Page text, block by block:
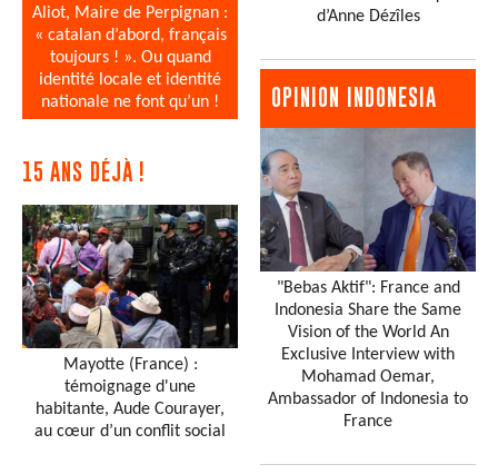
Aliot, Maire de Perpignan :
« catalan d’abord, français
toujours ! ». Ou quand
identité locale et identité
nationale ne font qu’un !
15 ANS DÉJÀ !
Mayotte (France) :
témoignage d'une
habitante, Aude Courayer,
au cœur d’un conflit social
d’Anne Dézîles
OPINION INDONESIA
"Bebas Aktif": France and
Indonesia Share the Same
Vision of the World An
Exclusive Interview with
Mohamad Oemar,
Ambassador of Indonesia to
France